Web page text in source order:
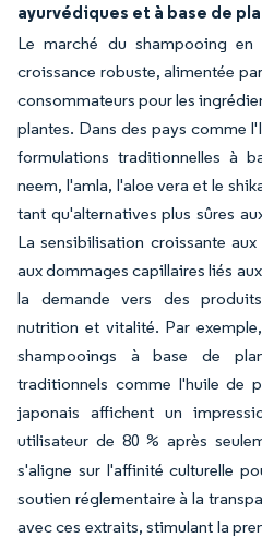
ayurvédiques et à base de
Le marché du shampooing
croissance robuste, alimentée
consommateurs pour les
plantes. Dans des pays comme
formulations traditionnelles à
neem, l'amla, l'aloe vera et le
tant qu'alternatives plus sûres
La sensibilisation croissante
aux dommages capillaires liés
la demande vers des
nutrition et vitalité. Par
shampooings à base de
traditionnels comme l'huile de
japonais affichent un
utilisateur de 80 % après
s'aligne sur l'affinité culturelle
soutien réglementaire à la
avec ces extraits, stimulant la